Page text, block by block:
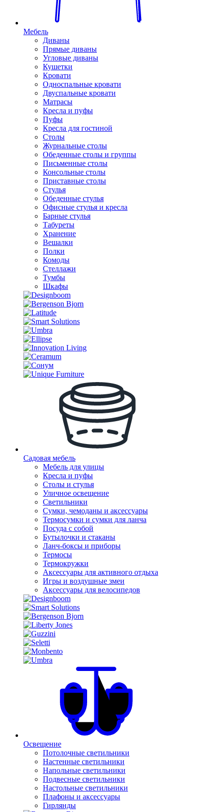
Мебель
Диваны
Прямые диваны
Угловые диваны
Кушетки
Кровати
Односпальные кровати
Двуспальные кровати
Матрасы
Кресла и пуфы
Пуфы
Кресла для гостиной
Столы
Журнальные столы
Обеденные столы и группы
Письменные столы
Консольные столы
Приставные столы
Стулья
Обеденные стулья
Офисные стулья и кресла
Барные стулья
Табуреты
Хранение
Вешалки
Полки
Комоды
Стеллажи
Тумбы
Шкафы
Садовая мебель
Мебель для улицы
Кресла и пуфы
Столы и стулья
Уличное освещение
Светильники
Сумки, чемоданы и аксессуары
Термосумки и сумки для ланча
Посуда с собой
Бутылочки и стаканы
Ланч-боксы и приборы
Термосы
Термокружки
Аксессуары для активного отдыха
Игры и воздушные змеи
Аксессуары для велосипедов
Освещение
Потолочные светильники
Настенные светильники
Напольные светильники
Подвесные светильники
Настольные светильники
Плафоны и аксессуары
Гирлянды